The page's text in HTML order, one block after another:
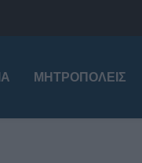
ΜΗΤΡΟΠΌΛΕΙΣ